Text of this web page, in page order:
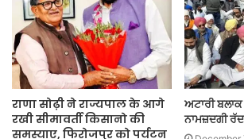
राणा सोढ़ी ने राज्यपाल के आगे
रखी सीमावर्ती किसानो की
समस्याए, फिरोजपुर को पर्यटन
ਅਟਾਰੀ
ਨਾਮਜ਼ਦਗੀ